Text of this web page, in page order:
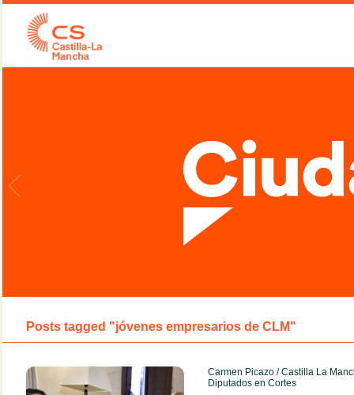
Posts tagged "jóvenes empresarios de CLM"
Carmen Picazo/Castilla La
Diputados en Cortes